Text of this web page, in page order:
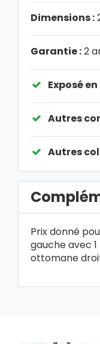
Dimensions :
Garantie :2
Exposé
Autres
Autres
Prix donné
gauche avec
ottomane